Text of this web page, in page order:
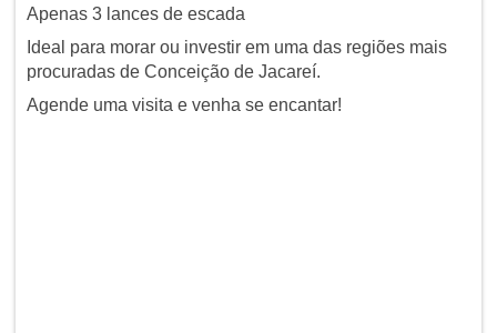
Apenas 3 lances de escada
Ideal para morar ou investir em uma das regiões mais
procuradas de Conceição de Jacareí.
Agende uma visita e venha se encantar!